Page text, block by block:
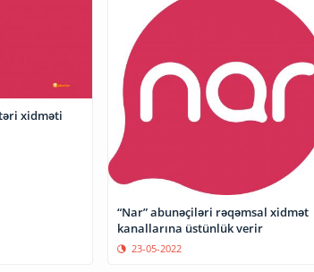
xidməti
“Nar” abunəçiləri rəqəmsal xidmət
23-05-2022